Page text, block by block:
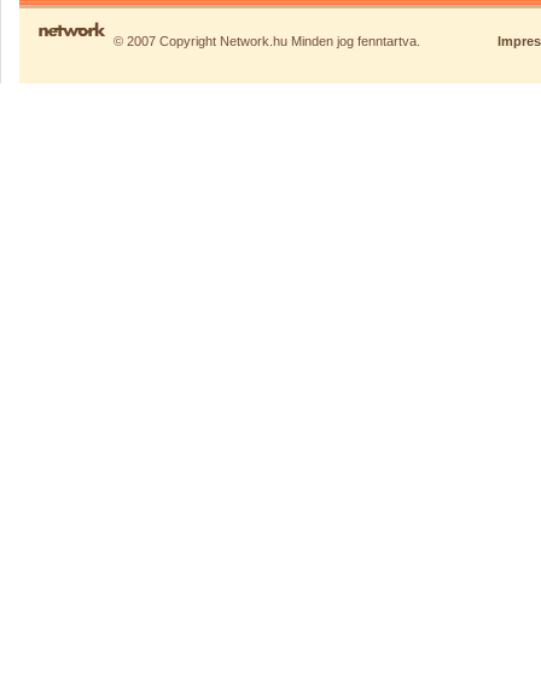
© 2007 Copyright Network.hu Minden jog fenntartva.